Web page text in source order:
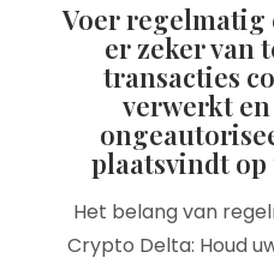
Voer
er zeker van
transacties
verwerkt
plaatsvindt op
Het belang van
Crypto Delta: Houd